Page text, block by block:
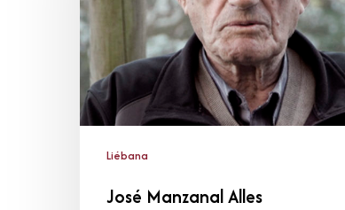
Liébana
José Manzanal Alles